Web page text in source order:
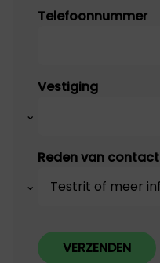
Telefoonnummer
Vestiging
Reden van contact
VERZENDEN